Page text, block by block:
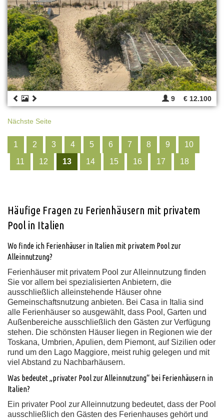
9 € 12.100
Nächste Seite
1 2 3 4 5 6 7 8 9
10
11
12 13 14 15 16 17 18
Häufige Fragen zu Ferienhäusern mit privatem
Pool in Italien
Wo finde ich Ferienhäuser in Italien mit privatem Pool zur
Alleinnutzung?
Ferienhäuser mit privatem Pool zur Alleinnutzung finden
Sie vor allem bei spezialisierten Anbietern, die
ausschließlich alleinstehende Häuser ohne
Gemeinschaftsnutzung anbieten. Bei Casa in Italia sind
alle Ferienhäuser so ausgewählt, dass Pool, Garten und
Außenbereiche ausschließlich den Gästen zur Verfügung
stehen. Die schönsten Häuser liegen in Regionen wie der
Toskana, Umbrien, Apulien, dem Piemont, auf Sizilien oder
rund um den Lago Maggiore, meist ruhig gelegen und mit
viel Abstand zu Nachbarhäusern.
Was bedeutet „privater Pool zur Alleinnutzung“ bei Ferienhäusern in
Italien?
Ein privater Pool zur Alleinnutzung bedeutet, dass der Pool
ausschließlich den Gästen des Ferienhauses gehört und